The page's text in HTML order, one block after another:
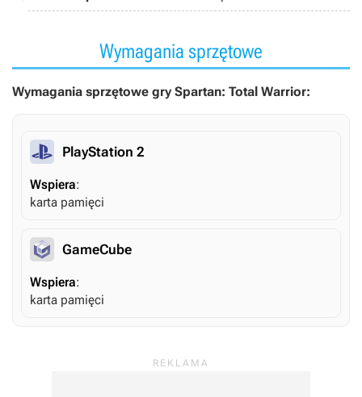
Wymagania sprzętowe
Wymagania sprzętowe gry Spartan: Total Warrior:
PlayStation 2
Wspiera:
karta pamięci
GameCube
Wspiera:
karta pamięci